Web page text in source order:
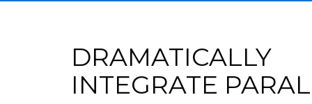
DRAMATICALLY
INTEGRATE